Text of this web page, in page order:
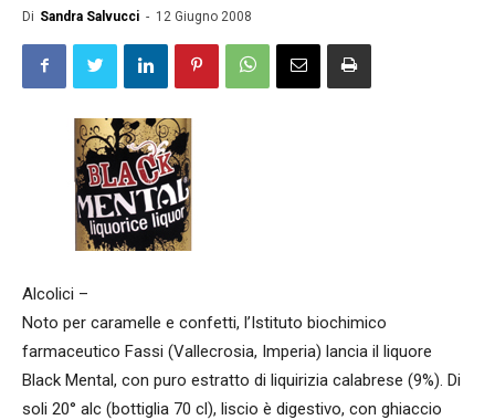
Di Sandra Salvucci - 12 Giugno 2008
Alcolici –
Noto per caramelle e confetti, l’Istituto biochimico
farmaceutico Fassi (Vallecrosia, Imperia) lancia il liquore
Black Mental, con puro estratto di liquirizia calabrese (9%). Di
soli 20° alc (bottiglia 70 cl), liscio è digestivo, con ghiaccio